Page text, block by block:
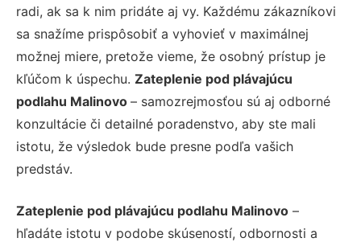
radi, ak sa k nim pridáte aj vy. Každému zákazníkovi
sa snažíme prispôsobiť a vyhovieť v maximálnej
možnej miere, pretože vieme, že osobný prístup je
kľúčom k úspechu. Zateplenie pod plávajúcu
podlahu Malinovo – samozrejmosťou sú aj odborné
konzultácie či detailné poradenstvo, aby ste mali
istotu, že výsledok bude presne podľa vašich
predstáv.
Zateplenie pod plávajúcu podlahu Malinovo –
hľadáte istotu v podobe skúseností, odbornosti a